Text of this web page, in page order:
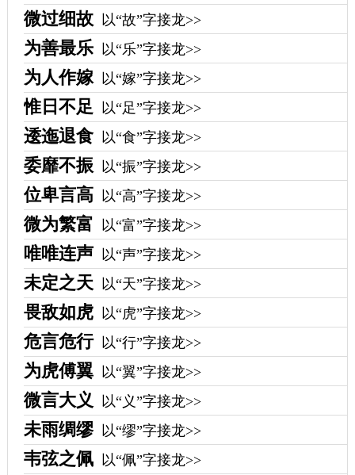
微过细故 以“故”字接龙>>
为善最乐 以“乐”字接龙>>
为人作嫁 以“嫁”字接龙>>
惟日不足 以“足”字接龙>>
逶迤退食 以“食”字接龙>>
委靡不振 以“振”字接龙>>
位卑言高 以“高”字接龙>>
微为繁富 以“富”字接龙>>
唯唯连声 以“声”字接龙>>
未定之天 以“天”字接龙>>
畏敌如虎 以“虎”字接龙>>
危言危行 以“行”字接龙>>
为虎傅翼 以“翼”字接龙>>
微言大义 以“义”字接龙>>
未雨绸缪 以“缪”字接龙>>
韦弦之佩 以“佩”字接龙>>